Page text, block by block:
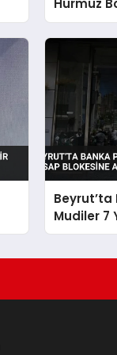
Hürmüz
Mudiler 7
Blokesine